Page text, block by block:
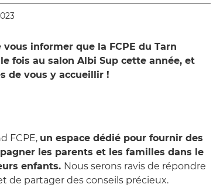
vous informer que la FCPE du Tarn
fois au salon Albi Sup cette année, et
de vous y accueillir !
FCPE, un espace dédié pour fournir des
les parents et les familles dans le
enfants. Nous serons ravis de répondre
de partager des conseils précieux.